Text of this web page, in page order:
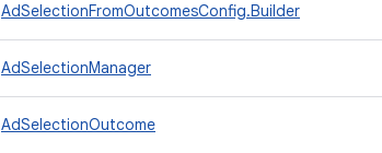
AdSelectionFromOutcomesConfig.Builder
AdSelectionManager
AdSelectionOutcome